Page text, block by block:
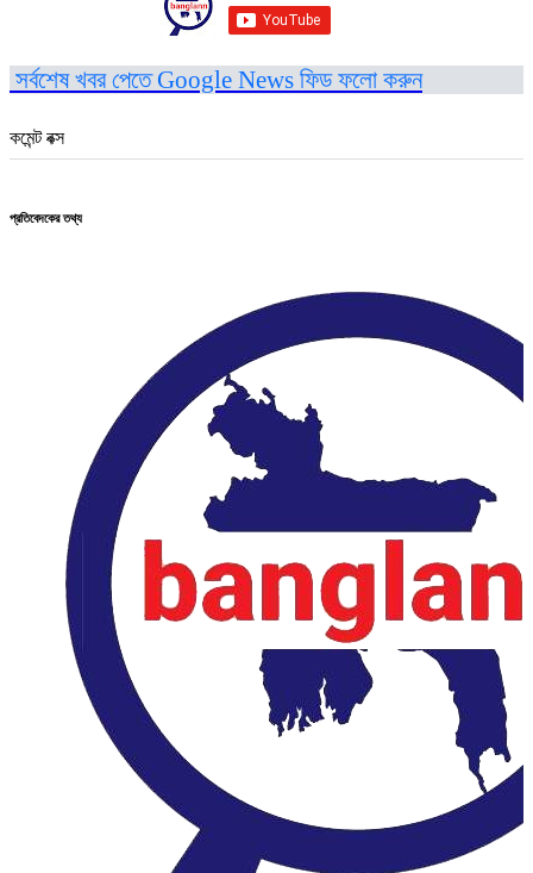
সর্বশেষ খবর পেতে Google News ফিড ফলো করুন
কমেন্ট বক্স
প্রতিবেদকের তথ্য